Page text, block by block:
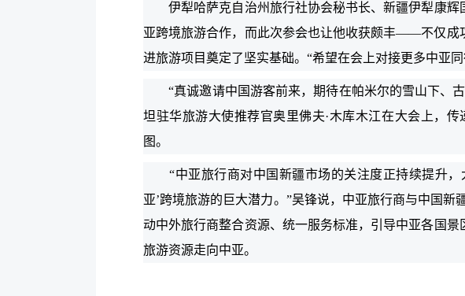
伊犁哈萨克自治州旅行社协会秘书长、新疆伊犁康辉
亚跨境旅游合作，而此次参会也让他收获颇丰——不仅成
进旅游项目奠定了坚实基础。“希望在会上对接更多中亚
“真诚邀请中国游客前来，期待在帕米尔的雪山下、古
坦驻华旅游大使推荐官奥里佛夫·木库木江在大会上，
图。
“中亚旅行商对中国新疆市场的关注度正持续提升，
亚’跨境旅游的巨大潜力。”吴锋说，中亚旅行商与中国
动中外旅行商整合资源、统一服务标准，引导中亚各国
旅游资源走向中亚。